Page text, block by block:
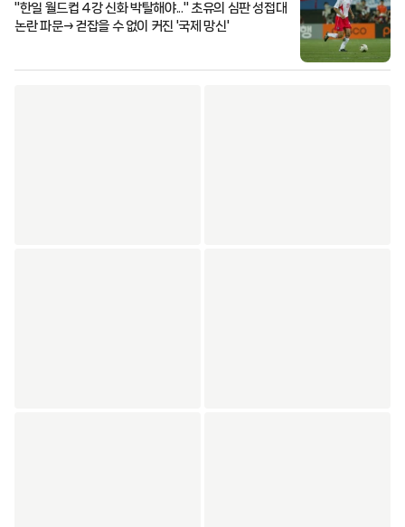
"한일 월드컵 4강 신화 박탈해야..." 초유의 심판 성접대
논란 파문→걷잡을 수 없이 커진 '국제 망신'